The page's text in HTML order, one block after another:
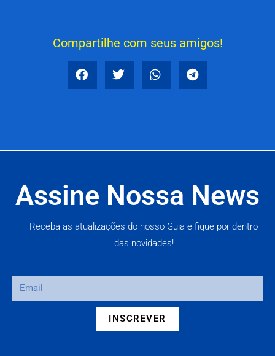
Compartilhe com seus amigos!
Assine Nossa News
Receba as atualizações do nosso Guia e fique por dentro
das novidades!
INSCREVER